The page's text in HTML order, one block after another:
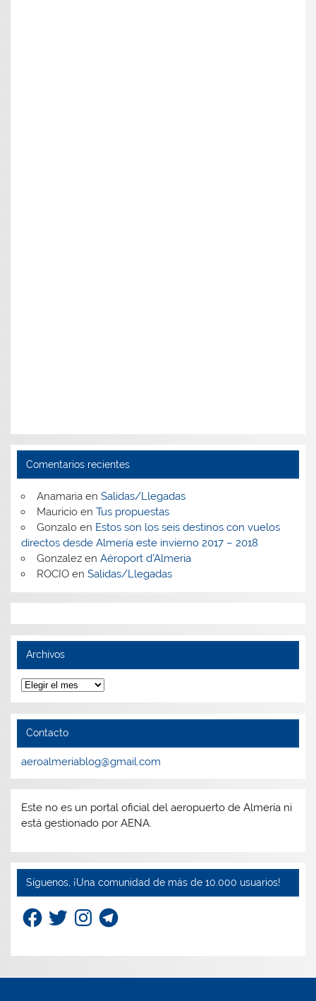
Comentarios recientes
Anamariaen Salidas/Llegadas
Mauricioen Tus propuestas
Gonzaloen Estos son los seis destinos con vuelos
directos desde Almería este invierno 2017 – 2018
Gonzalezen Aéroport d’Almeria
ROCIOen Salidas/Llegadas
Archivos
Archivos
Contacto
aeroalmeriablog@gmail.com
Este no es un portal oficial del aeropuerto de Almería ni
está gestionado por AENA.
Síguenos, ¡Una comunidad de más de 10.000 usuarios!
Facebook
TwitterInstagramTelegram